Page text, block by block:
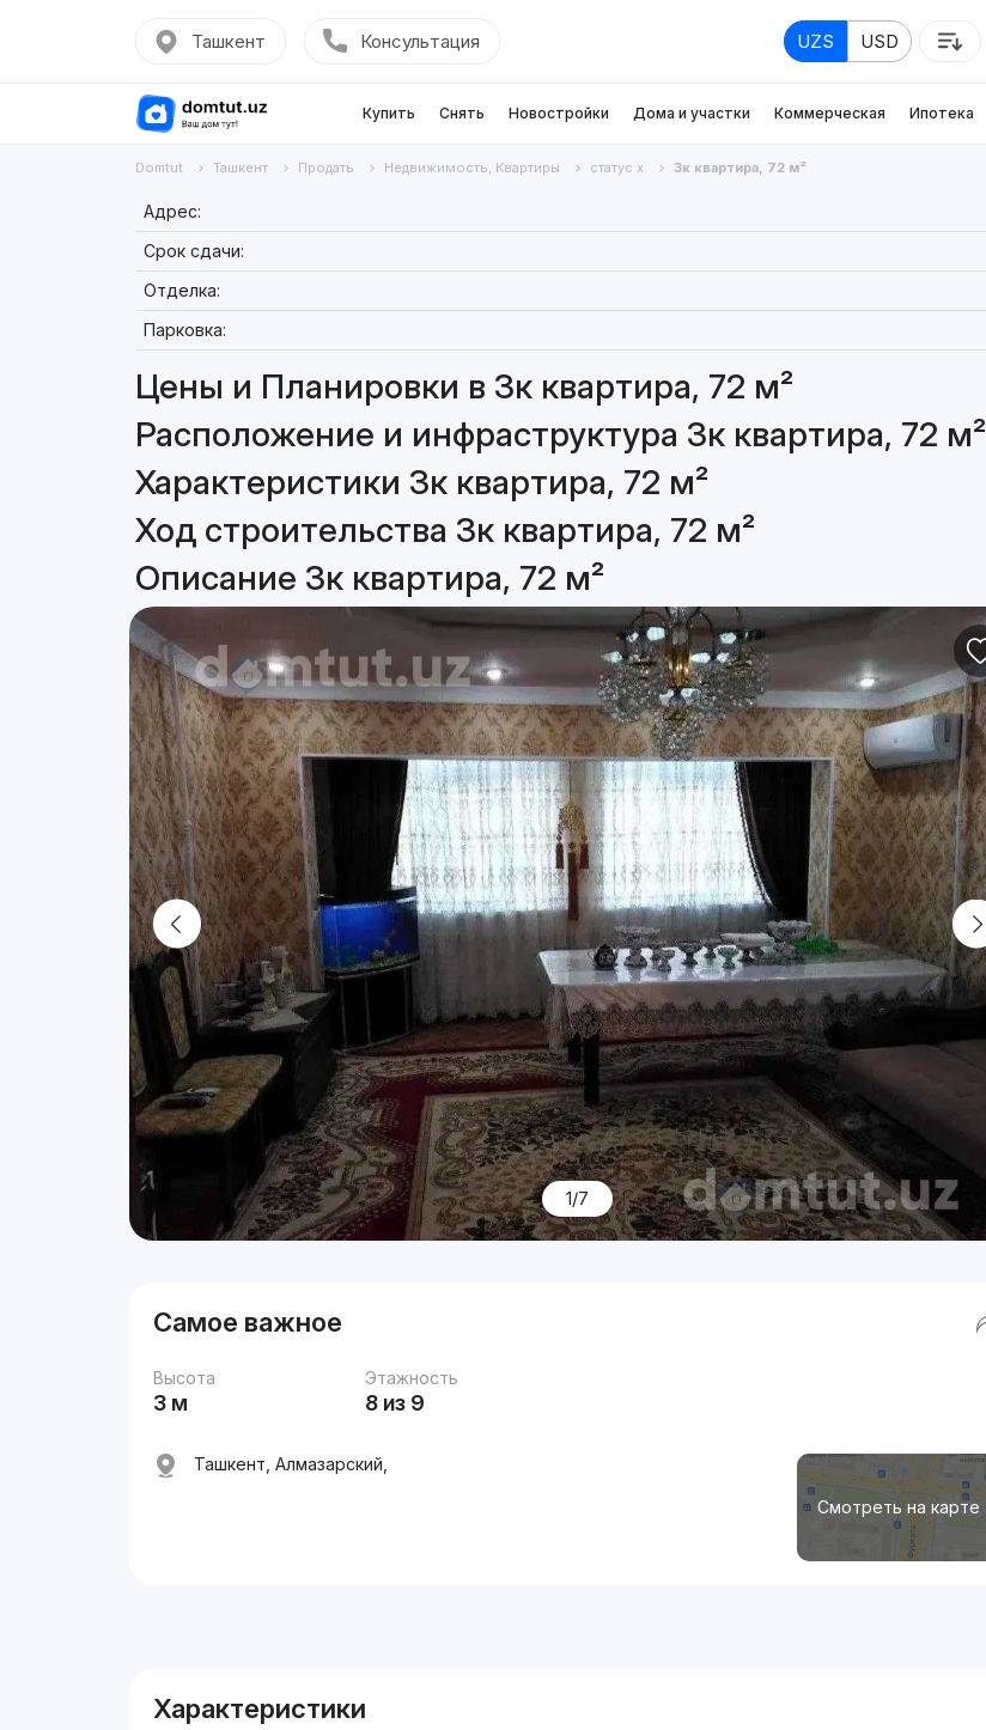
Ташкент Консультация UZS USD
Купить Снять Новостройки Дома и участки Коммерческая Ипотека
Domtut Ташкент Продать Недвижимость, Квартиры статус х 3к квартира, 72 м²
Адрес:
Срок сдачи:
Отделка:
Парковка:
Цены и Планировки в 3к квартира, 72 м²
Расположение и инфраструктура 3к квартира, 72 м²
Характеристики 3к квартира, 72 м²
Ход строительства 3к квартира, 72 м²
Описание 3к квартира, 72 м²
1/7
Самое важное
Высота
3 м
Этажность
8 из 9
Смотреть на карте
Ташкент, Алмазарский,
Характеристики